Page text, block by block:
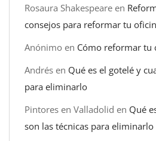
Rosaura Shakespeare en
consejos para reformar tu
Anónimo en Cómo reformar tu
Andrés en Qué es el gotelé y
para eliminarlo
Pintores en Valladolid en Qué
son las técnicas para eliminarlo